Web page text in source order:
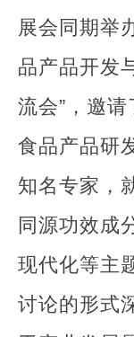
展会同期举
品产品开发
流会”，邀
食品产品研
知名专家，
同源功效成
现代化等主
讨论的形式